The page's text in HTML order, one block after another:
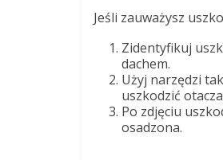
Jeśli zauważysz
Zidentyfikuj
dachem.
Użyj narzędzi
uszkodzić
Po zdjęciu
osadzona.